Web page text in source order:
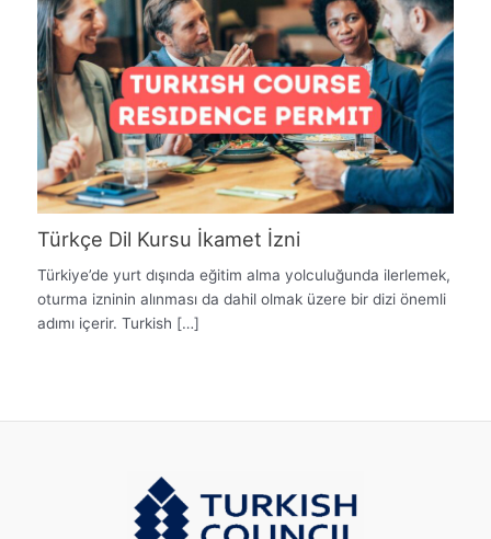
Türkçe Dil Kursu İkamet İzni
Türkiye’de yurt dışında eğitim alma yolculuğunda ilerlemek,
oturma izninin alınması da dahil olmak üzere bir dizi önemli
adımı içerir. Turkish […]